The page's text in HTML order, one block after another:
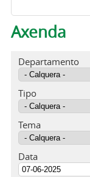
Axenda
Departamento
Tipo
Tema
Data
Data